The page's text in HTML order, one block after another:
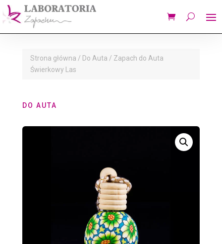
Strona główna / Do Auta / Zapach do Auta
Świerkowy Las
DO AUTA